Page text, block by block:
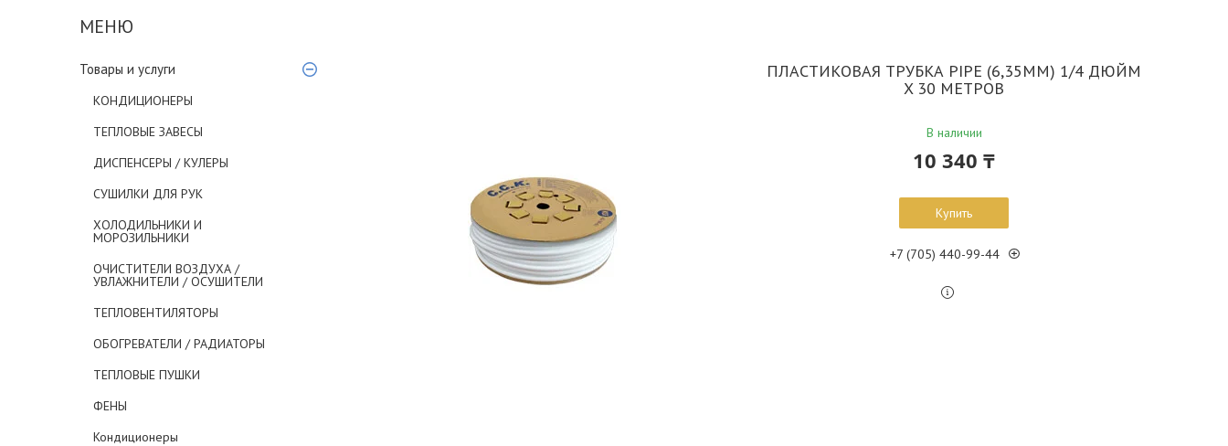
Товары и услуги
КОНДИЦИОНЕРЫ
ТЕПЛОВЫЕ ЗАВЕСЫ
ДИСПЕНСЕРЫ / КУЛЕРЫ
СУШИЛКИ ДЛЯ РУК
ХОЛОДИЛЬНИКИ И
МОРОЗИЛЬНИКИ
ОЧИСТИТЕЛИ ВОЗДУХА /
УВЛАЖНИТЕЛИ / ОСУШИТЕЛИ
ТЕПЛОВЕНТИЛЯТОРЫ
ОБОГРЕВАТЕЛИ / РАДИАТОРЫ
ТЕПЛОВЫЕ ПУШКИ
ФЕНЫ
Кондиционеры
ПЛАСТИКОВАЯ ТРУБКА PIPE (6,35ММ) 1/4 ДЮЙМ
X 30 МЕТРОВ
В наличии
10 340 ₸
Купить
+7 (705) 440-99-44